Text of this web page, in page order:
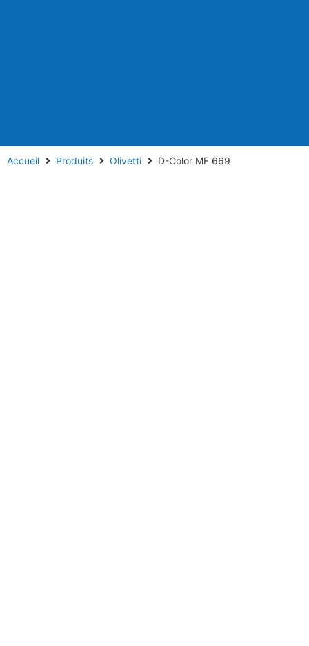
Accueil Produits Olivetti D-Color MF 669